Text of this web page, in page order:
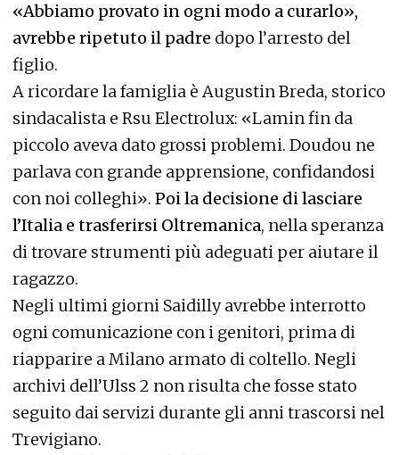
«Abbiamo provato in ogni modo a curarlo»,
avrebbe ripetuto il padre dopo l’arresto del
figlio.
A ricordare la famiglia è Augustin Breda, storico
sindacalista e Rsu Electrolux: «Lamin fin da
piccolo aveva dato grossi problemi. Doudou ne
parlava con grande apprensione, confidandosi
con noi colleghi». Poi la decisione di lasciare
l’Italia e trasferirsi Oltremanica, nella speranza
di trovare strumenti più adeguati per aiutare il
ragazzo.
Negli ultimi giorni Saidilly avrebbe interrotto
ogni comunicazione con i genitori, prima di
riapparire a Milano armato di coltello. Negli
archivi dell’Ulss 2 non risulta che fosse stato
seguito dai servizi durante gli anni trascorsi nel
Trevigiano.